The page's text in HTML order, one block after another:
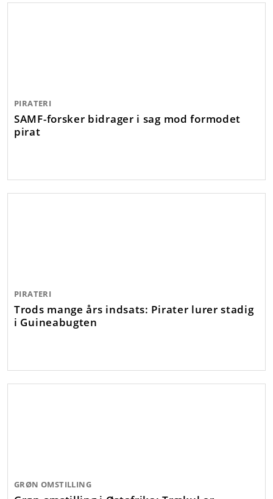
PIRATERI
SAMF-forsker bidrager i sag mod formodet
pirat
PIRATERI
Trods mange års indsats: Pirater lurer stadig
i Guineabugten
GRØN OMSTILLING